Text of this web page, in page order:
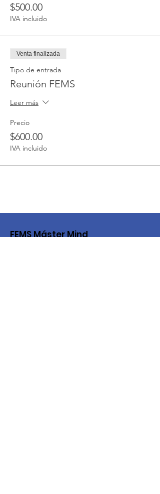
$500.00
IVA incluido
Venta finalizada
Tipo de entrada
Reunión FEMS
Leer más
Precio
$600.00
IVA incluido
FEMS Máster Mind